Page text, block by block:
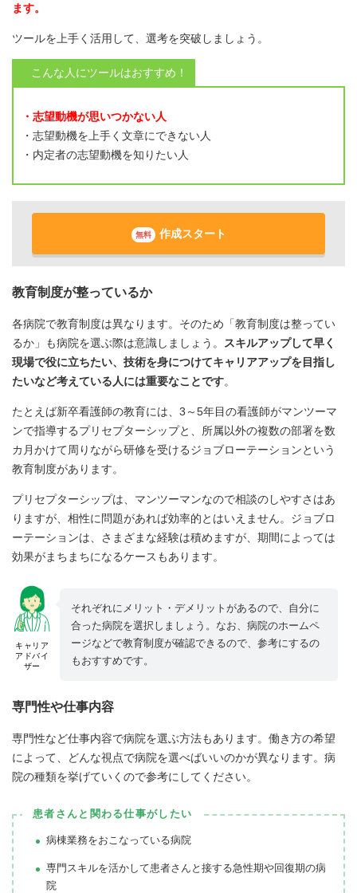
ます。
ツールを上手く活用して、選考を突破しましょう。
こんな人にツールはおすすめ！
・志望動機が思いつかない人
・志望動機を上手く文章にできない人
・内定者の志望動機を知りたい人
無料 作成スタート
教育制度が整っているか
各病院で教育制度は異なります。そのため「教育制度は整ってい
るか」も病院を選ぶ際は意識しましょう。
スキルアップして早く
現場で役に立ちたい、技術を身につけてキャリアアップを目指し
たいなど考えている人には重要なことです。
たとえば新卒看護師の教育には、3～5年目の看護師がマンツーマ
ンで指導するプリセプターシップと、所属以外の複数の部署を数
カ月かけて周りながら研修を受けるジョブローテーションという
教育制度があります。
プリセプターシップは、マンツーマンなので相談のしやすさはあ
りますが、相性に問題があれば効率的とはいえません。ジョブロ
ーテーションは、さまざまな経験は積めますが、期間によっては
効果がまちまちになるケースもあります。
キャリア
アドバイ
ザー
それぞれにメリット・デメリットがあるので、自分に
合った病院を選択しましょう。なお、病院のホームペ
ージなどで教育制度が確認できるので、参考にするの
もおすすめです。
専門性や仕事内容
専門性など仕事内容で病院を選ぶ方法もあります。働き方の希望
によって、どんな視点で病院を選べばいいのかが異なります。病
院の種類を挙げていくので参考にしてください。
患者さんと関わる仕事がしたい
病棟業務をおこなっている病院
専門スキルを活かして患者さんと接する急性期や回復期の病
院